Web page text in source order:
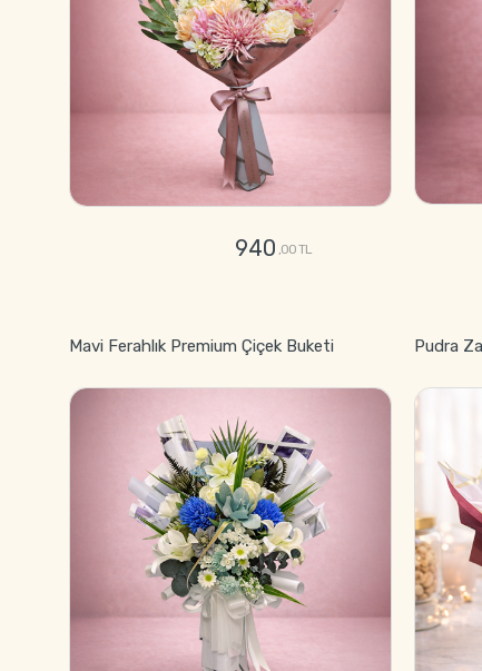
940 ,00 TL
Mavi Ferahlık Premium Çiçek Buketi Pudra